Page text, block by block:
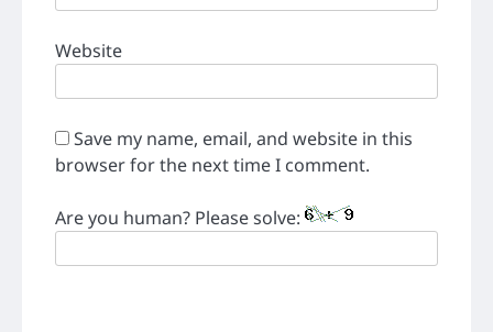
Website
Save my name, email, and website in this
browser for the next time I comment.
Are you human? Please solve: